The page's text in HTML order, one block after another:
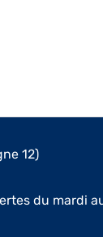
12)
du mardi